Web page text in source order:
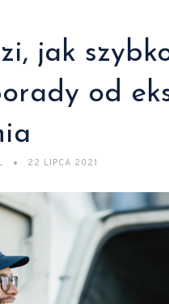
jak
od
22 LIPCA 2021